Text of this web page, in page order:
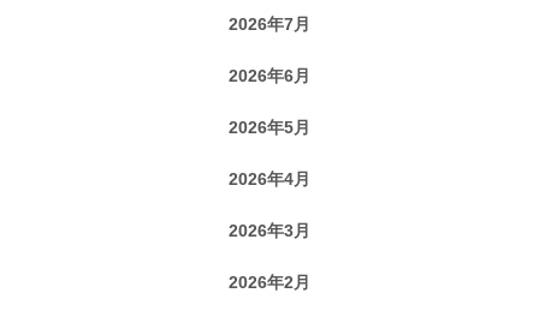
2026年7月
2026年6月
2026年5月
2026年4月
2026年3月
2026年2月